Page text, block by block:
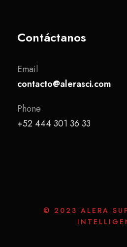
Contáctanos
Email
contacto@alerasci.com
Phone
+52 444 301 36 33
© 2023 ALERA